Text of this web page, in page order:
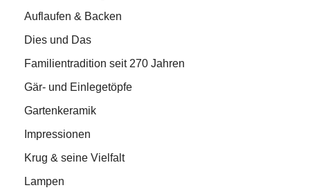
Auflaufen & Backen
Dies und Das
Familientradition seit 270 Jahren
Gär- und Einlegetöpfe
Gartenkeramik
Impressionen
Krug & seine Vielfalt
Lampen